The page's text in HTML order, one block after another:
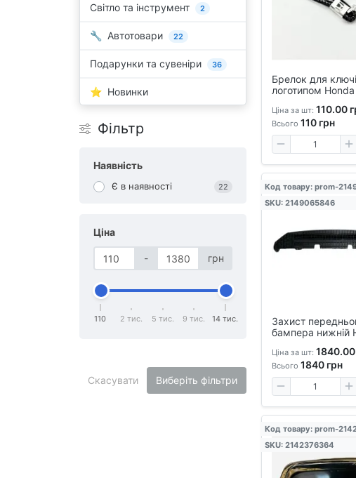
Світло та інструмент 2
Автотовари 22
Подарунки та сувеніри 36
Новинки
Фільтр
Наявність
Є в наявності 22
Ціна
- грн
110 2 тис. 5 тис. 9 тис. 14 тис.
Скасувати Виберіть фільтри
Брелок для
логотипом Honda
Ціна за шт: 110.00
Всього 110грн
Захист
бампера нижній
накладка під
тюнінг обвіс
Код товару: prom-
SKU: 2149065846
Ціна за шт: 1840.00
Всього 1840грн
Код товару: prom-
SKU: 2142376364